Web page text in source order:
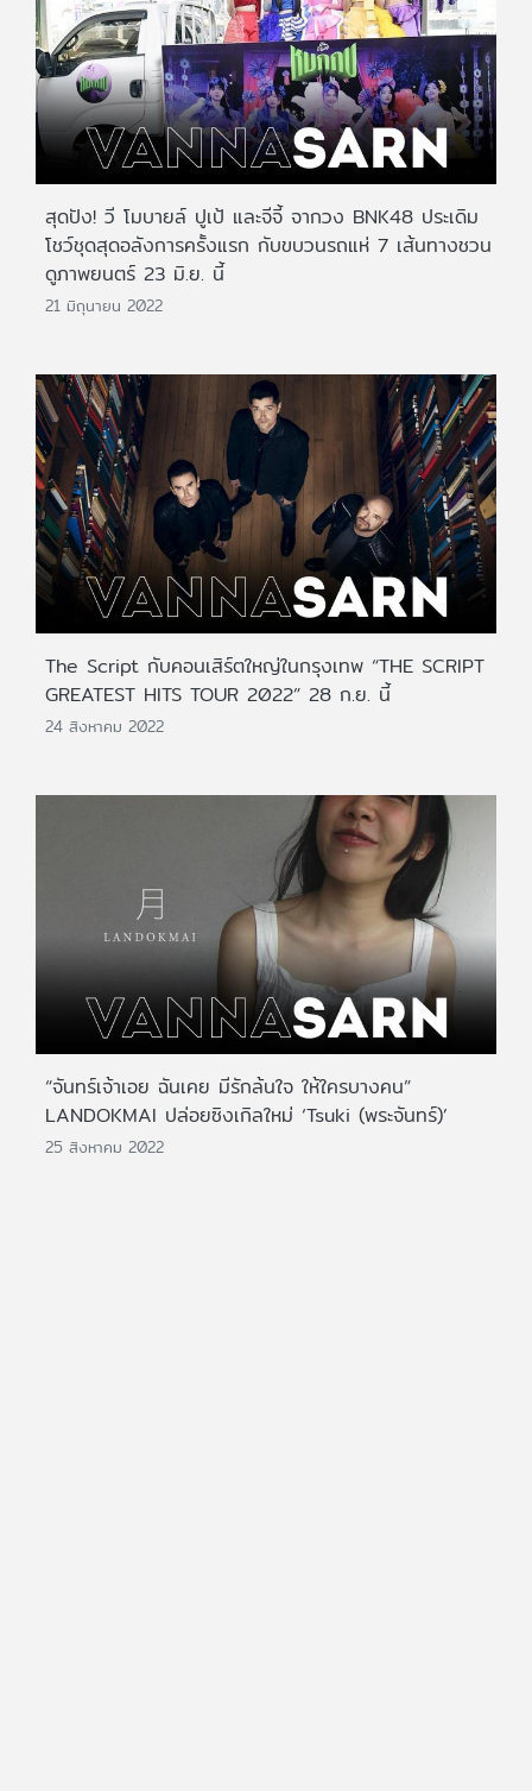
สุดปัง! วี โมบายล์ ปูเป้ และจีจี้ จากวง BNK48 ประเดิม
โชว์ชุดสุดอลังการครั้งแรก กับขบวนรถแห่ 7 เส้นทางชวน
ดูภาพยนตร์ 23 มิ.ย. นี้
21 มิถุนายน 2022
The Script กับคอนเสิร์ตใหญ่ในกรุงเทพ “THE SCRIPT
GREATEST HITS TOUR 2022” 28 ก.ย. นี้
24 สิงหาคม 2022
“จันทร์เจ้าเอย ฉันเคย มีรักล้นใจ ให้ใครบางคน”
LANDOKMAI ปล่อยซิงเกิลใหม่ ‘Tsuki (พระจันทร์)’
25 สิงหาคม 2022